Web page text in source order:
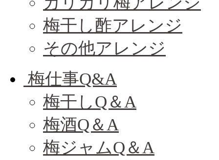
梅干し酢アレンジ
その他アレンジ
梅仕事Q&A
梅干しQ＆A
梅酒Q＆A
梅ジャムQ＆A